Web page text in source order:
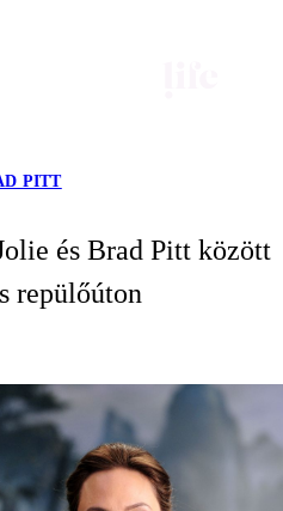
PITT
és Brad Pitt között
repülőúton